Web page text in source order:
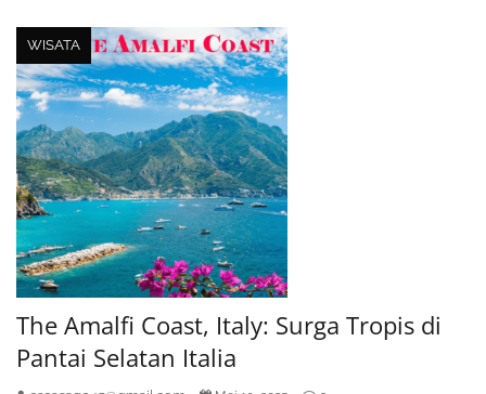
WISATA
The Amalfi Coast, Italy: Surga Tropis di
Pantai Selatan Italia